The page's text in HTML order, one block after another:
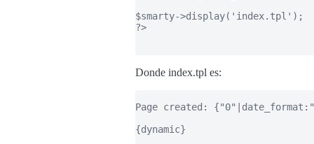
$smarty->display('index.tpl');
?>
Donde index.tpl es:
Page created:
{dynamic}